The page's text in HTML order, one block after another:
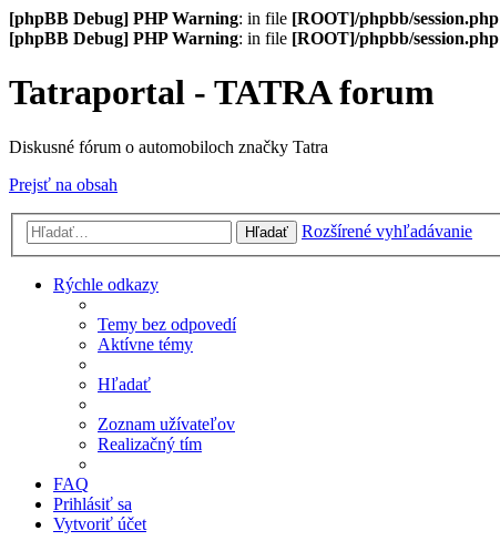
[phpBB Debug] PHP Warning: in file [ROOT]/phpbb/session.php
[phpBB Debug] PHP Warning: in file [ROOT]/phpbb/session.php
Tatraportal - TATRA forum
Diskusné fórum o automobiloch značky Tatra
Prejsť na obsah
Hľadať Rozšírené vyhľadávanie
Rýchle odkazy
Temy bez odpovedí
Aktívne témy
Hľadať
Zoznam užívateľov
Realizačný tím
FAQ
Prihlásiť sa
Vytvoriť účet